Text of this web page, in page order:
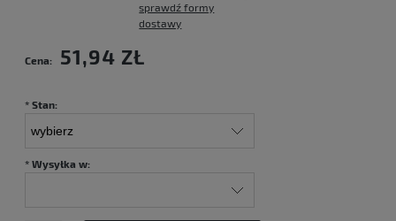
Cena nie zawiera ewentualnych kosztów płatności
sprawdź formy
dostawy
Cena: 51,94 ZŁ
* Stan:
* Wysyłka w: